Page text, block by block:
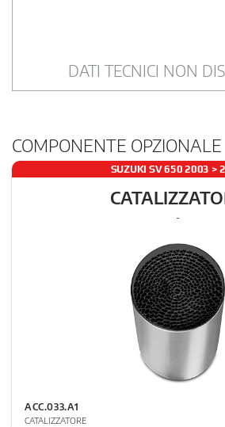
DATI TECNICI NON
COMPONENTE OPZIONALE
SUZUKI SV 650 2003 >
-
ACC.033.A1
CATALIZZATORE